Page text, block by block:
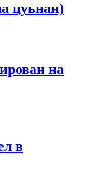
цуьнан)
на
в